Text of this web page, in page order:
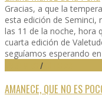
Gracias, a que la
esta edición de Seminci,
las 11 de la noche, hora
cuarta edición de
seguíamos esperando
/
AMANECE, QUE NO ES